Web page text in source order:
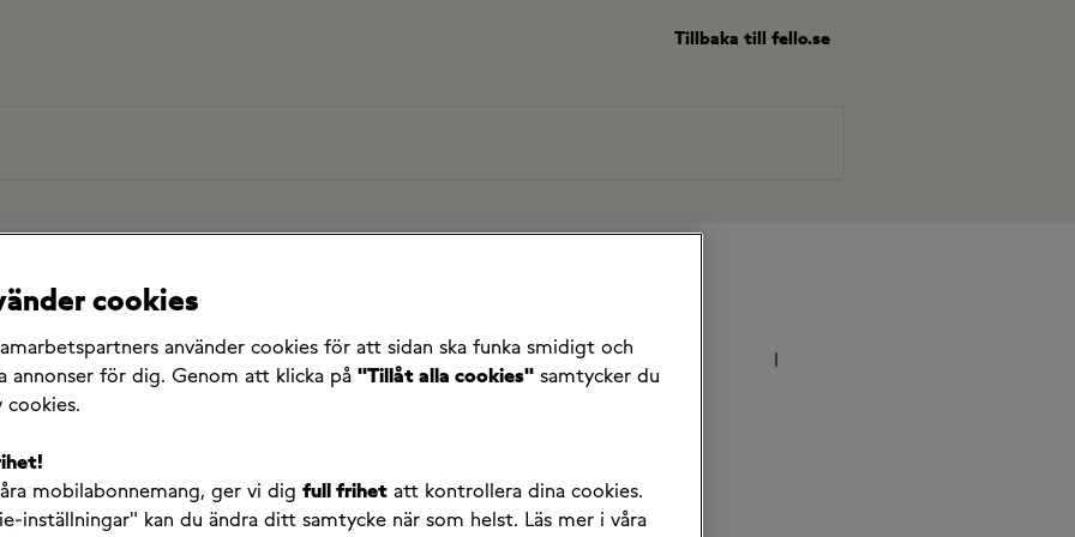
Tillbaka till fello.se
abonnemang?
oss så sägs det upp hos nuvarande
cookies
använder cookies för att sidan ska funka smidigt och
annonser för dig. Genom att klicka på "Tillåt alla cookies" samtycker du
mobilabonnemang, ger vi dig full frihet att kontrollera dina cookies.
inställningar" kan du ändra ditt samtycke när som helst. Läs mer i våra